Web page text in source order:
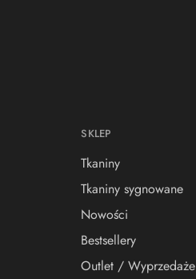
SKLEP
Tkaniny
Tkaniny sygnowane
Nowości
Bestsellery
Outlet / Wyprzedaże